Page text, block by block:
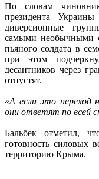
По словам
президента
диверсионные
самыми необычными
пьяного солдата в
при этом
десантников через
отпустят.
«А если это переход
они ответят по всей
Бальбек отметил,
готовность силовых
территорию Крыма.